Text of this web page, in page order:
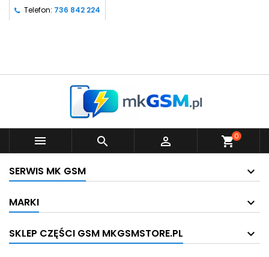
Telefon: 736 842 224
   shopping_cart0
SERWIS MK GSM
MARKI
SKLEP CZĘŚCI GSM MKGSMSTORE.PL